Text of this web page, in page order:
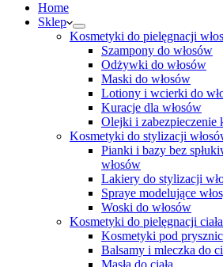
Home
Sklep
Kosmetyki do pielęgnacji
Szampony do włosów
Odżywki do włosów
Maski do włosów
Lotiony i wcierki do
Kuracje dla włosów
Olejki i zabezpieczenie
Kosmetyki do stylizacji
Pianki i bazy bez
włosów
Lakiery do stylizacji
Spraye modelujące
Woski do włosów
Kosmetyki do pielęgnacji ciała
Kosmetyki pod
Balsamy i mleczka do
Masła do ciała